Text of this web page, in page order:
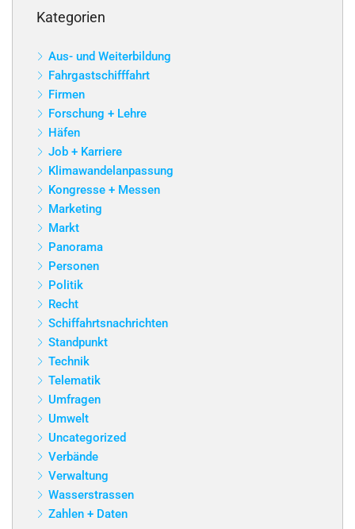
Kategorien
Aus- und Weiterbildung
Fahrgastschifffahrt
Firmen
Forschung + Lehre
Häfen
Job + Karriere
Klimawandelanpassung
Kongresse + Messen
Marketing
Markt
Panorama
Personen
Politik
Recht
Schiffahrtsnachrichten
Standpunkt
Technik
Telematik
Umfragen
Umwelt
Uncategorized
Verbände
Verwaltung
Wasserstrassen
Zahlen + Daten